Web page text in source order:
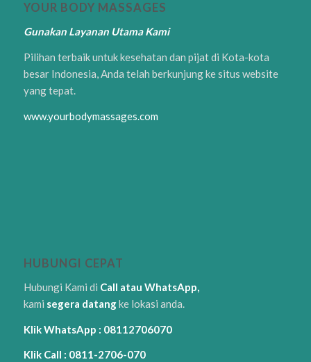
YOUR BODY MASSAGES
Gunakan Layanan Utama Kami
Pilihan terbaik untuk kesehatan dan pijat di Kota-kota
besar Indonesia, Anda telah berkunjung ke situs website
yang tepat.
www.yourbodymassages.com
HUBUNGI CEPAT
Hubungi Kami di Call atau WhatsApp,
kami segera datangke lokasi anda.
Klik WhatsApp : 08112706070
Klik Call : 0811-2706-070